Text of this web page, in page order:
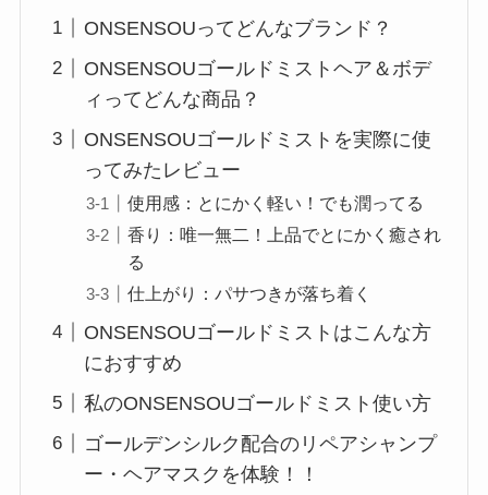
ONSENSOUってどんなブランド？
ONSENSOUゴールドミストヘア＆ボデ
ィってどんな商品？
ONSENSOUゴールドミストを実際に使
ってみたレビュー
使用感：とにかく軽い！でも潤ってる
香り：唯一無二！上品でとにかく癒され
る
仕上がり：パサつきが落ち着く
ONSENSOUゴールドミストはこんな方
におすすめ
私のONSENSOUゴールドミスト使い方
ゴールデンシルク配合のリペアシャンプ
ー・ヘアマスクを体験！！